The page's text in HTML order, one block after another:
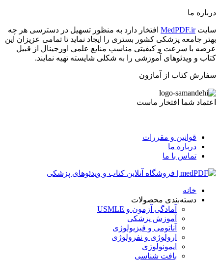
درباره ما
سایتMedPDF.ir افتخار دارد به منظور تسهیل در دسترسی هر چه
بهتر جامعه پزشکی کشور بستری را ایجاد نماید تا تمامی عزیزان این
عرصه با سرعت و کیفیتی مناسب منایع علمی اورجینال از قبیل
کتاب و ویدئوهای آموزشی را به شکلی شایسته تهیه نمایند.
سفارش کتاب از آمازون
اعتماد شما افتخار ماست
قوانین و مقررات
درباره ما
تماس با ما
خانه
دسته‌بندی محصولات
آمادگی آزمون و USMLE
آموزش پزشکی
آناتومی و فیزیولوژی
ارولوژی و نفرولوژی
ایمونولوژی
بافت شناسی